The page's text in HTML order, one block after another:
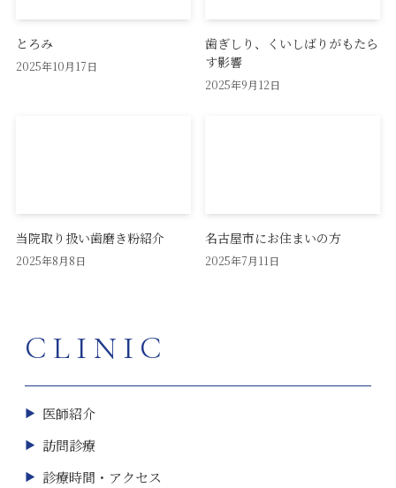
とろみ
2025年10月17日
歯ぎしり、くいしばりがもたら
す影響
2025年9月12日
当院取り扱い歯磨き粉紹介
2025年8月8日
名古屋市にお住まいの方
2025年7月11日
CLINIC
医師紹介
訪問診療
診療時間・アクセス